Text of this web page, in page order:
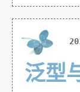
泛型